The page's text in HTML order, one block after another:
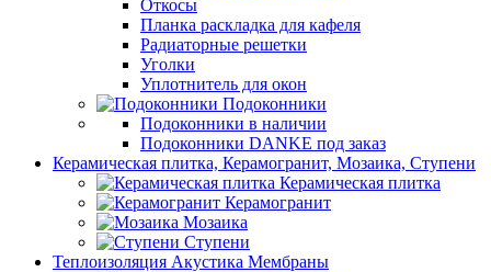
Откосы
Планка раскладка для кафеля
Радиаторные решетки
Уголки
Уплотнитель для окон
Подоконники
Подоконники в наличии
Подоконники DANKE под заказ
Керамическая плитка, Керамогранит, Мозаика, Ступени
Керамическая плитка
Керамогранит
Мозаика
Ступени
Теплоизоляция Акустика Мембраны